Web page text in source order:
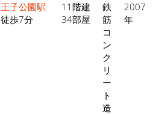
王子公園駅
徒歩7分
11階建
34部屋
鉄
筋
コ
ン
ク
リ
ー
ト
造
2007
年